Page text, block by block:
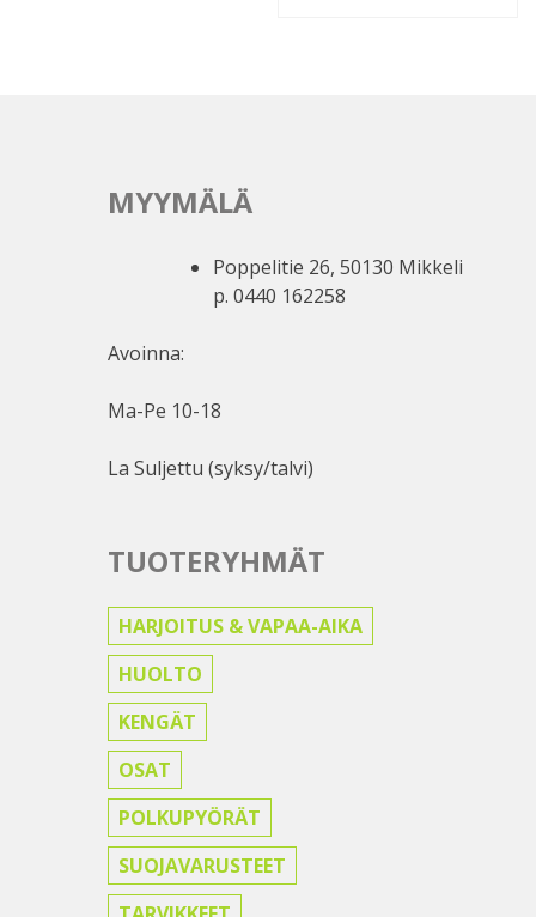
MYYMÄLÄ
Poppelitie 26, 50130 Mikkeli
p. 0440 162258
Avoinna:
Ma-Pe 10-18
La Suljettu (syksy/talvi)
TUOTERYHMÄT
HARJOITUS & VAPAA-AIKA
HUOLTO
KENGÄT
OSAT
POLKUPYÖRÄT
SUOJAVARUSTEET